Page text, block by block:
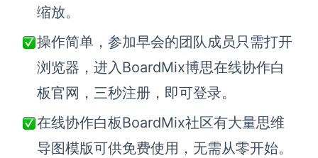
缩放。
操作简单，参加早会的团队成员只需打开
浏览器，进入BoardMix博思在线协作白
板官网，三秒注册，即可登录。
在线协作白板BoardMix社区有大量思维
导图模版可供免费使用，无需从零开始。